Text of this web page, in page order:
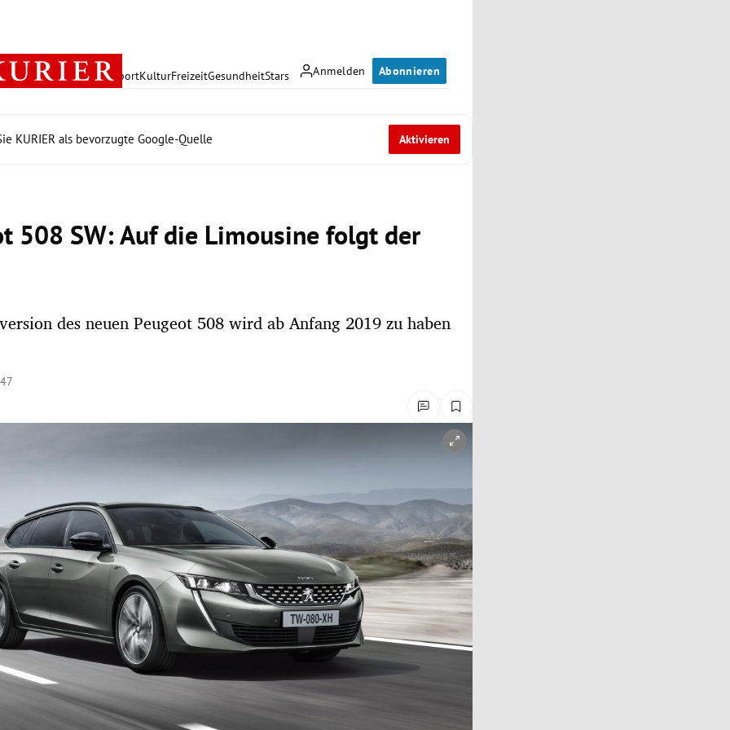
Anmelden Abonnieren
PolitikWirtschaft SportKulturFreizeitGesundheitStars
KURIER als bevorzugte Google-Quelle Aktivieren
508 SW: Auf die Limousine folgt der
des neuen Peugeot 508 wird ab Anfang 2019 zu haben
öffnen/schließen